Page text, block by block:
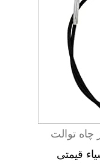
چاه توالت
قیمتی